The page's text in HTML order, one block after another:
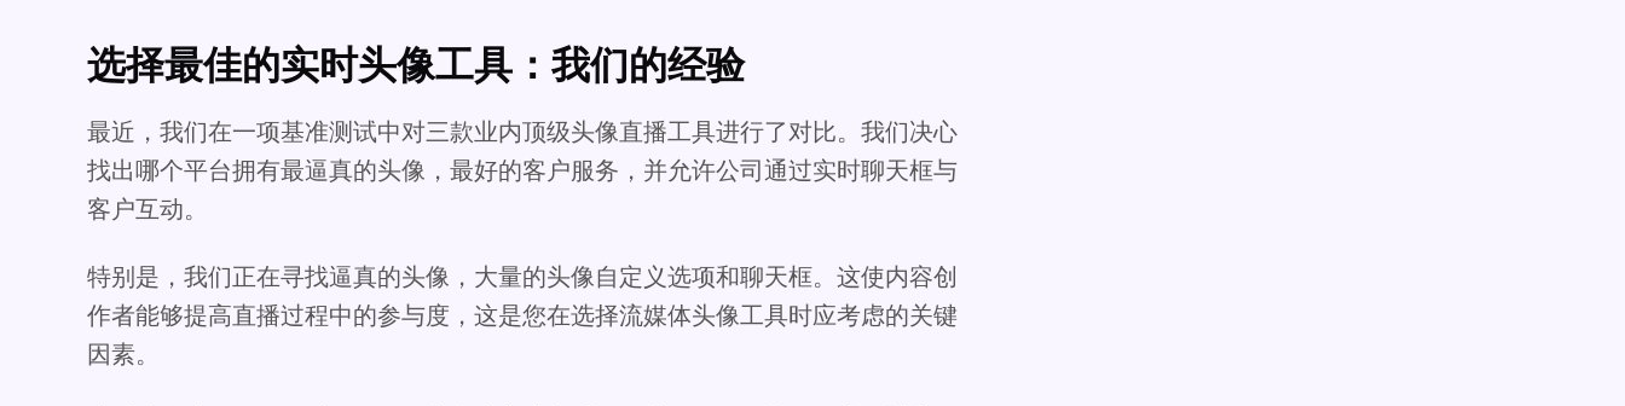
选择最佳的实时头像工具：我们的经验
最近，我们在一项基准测试中对三款业内顶级头像直播工具进行了对比。我们决心
找出哪个平台拥有最逼真的头像，最好的客户服务，并允许公司通过实时聊天框与
客户互动。
特别是，我们正在寻找逼真的头像，大量的头像自定义选项和聊天框。这使内容创
作者能够提高直播过程中的参与度，这是您在选择流媒体头像工具时应考虑的关键
因素。